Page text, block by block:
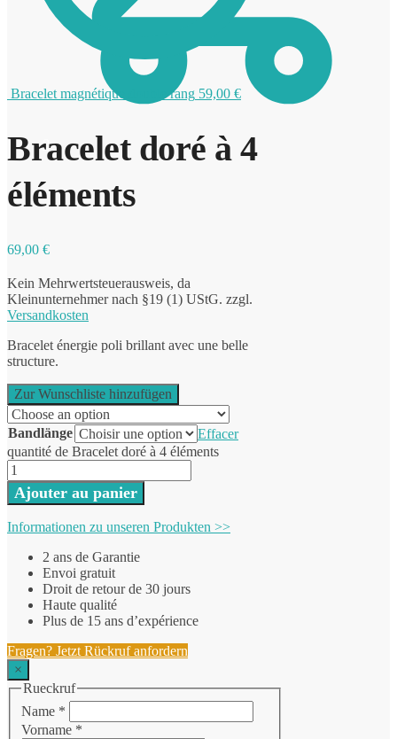
0
Bracelet magnétique double rang 59,00 €
Bracelet doré à 4
éléments
69,00 €
Kein Mehrwertsteuerausweis, da
Kleinunternehmer nach §19 (1) UStG. zzgl.
Versandkosten
Bracelet énergie poli brillant avec une belle
structure.
Zur Wunschliste hinzufügen
Bandlänge
Effacer
quantité de Bracelet doré à 4 éléments
Ajouter au panier
Informationen zu unseren Produkten >>
2 ans de Garantie
Envoi gratuit
Droit de retour de 30 jours
Haute qualité
Plus de 15 ans d’expérience
Fragen? Jetzt Rückruf anfordern
×
Rueckruf
Name *
Vorname *